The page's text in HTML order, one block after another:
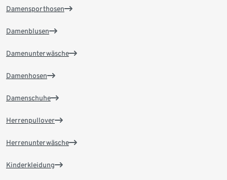
Damensporthosen
Damenblusen
Damenunterwäsche
Damenhosen
Damenschuhe
Herrenpullover
Herrenunterwäsche
Kinderkleidung